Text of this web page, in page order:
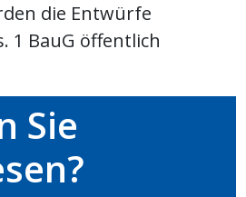
die Entwürfe
1 BauG öffentlich
Sie